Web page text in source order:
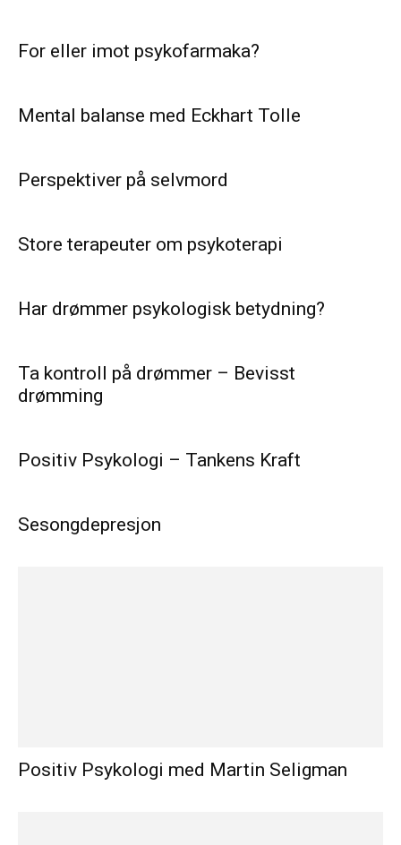
For eller imot psykofarmaka?
Mental balanse med Eckhart Tolle
Perspektiver på selvmord
Store terapeuter om psykoterapi
Har drømmer psykologisk betydning?
Ta kontroll på drømmer – Bevisst
drømming
Positiv Psykologi – Tankens Kraft
Sesongdepresjon
Positiv Psykologi med Martin Seligman